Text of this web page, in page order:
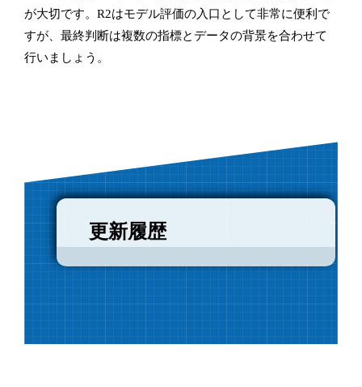
が大切です。R2はモデル評価の入口として非常に便利で
すが、最終判断は複数の指標とデータの背景を合わせて
行いましょう。
更新履歴